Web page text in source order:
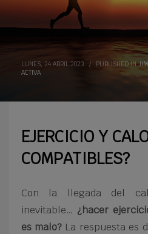
LUNES, 24 ABRIL 2023 / PUBLISHED IN
ACTIVA
EJERCICIO Y
COMPATIBLES?
Con la llegada del
inevitable… ¿hacer
es malo? La respuesta es